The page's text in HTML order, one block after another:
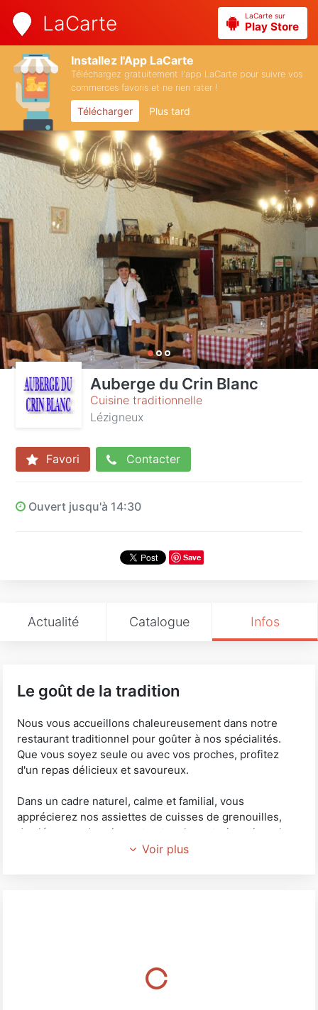
LaCarte LaCarte sur
Play Store
Installez l'App LaCarte
Téléchargez gratuitement l'app LaCarte pour suivre vos
commerces favoris et ne rien rater !
Télécharger Plus tard
Auberge du Crin Blanc
Cuisine traditionnelle
Lézigneux
Favori Contacter
Ouvert jusqu'à 14:30
Save
Actualité Catalogue Infos
Le goût de la tradition
Nous vous accueillons chaleureusement dans notre
restaurant traditionnel pour goûter à nos spécialités.
Que vous soyez seule ou avec vos proches, profitez
d'un repas délicieux et savoureux.
Dans un cadre naturel, calme et familial, vous
apprécierez nos assiettes de cuisses de grenouilles,
des légumes de saison et notre charcuterie artisanale.
Nous disposons d'une terrasse avec vue sur la
Voir plus